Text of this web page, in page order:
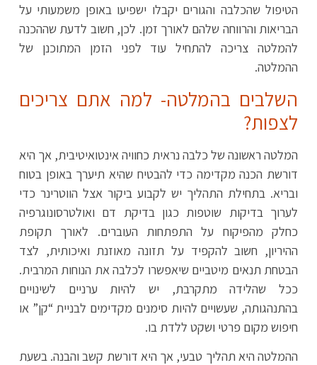
הטיפול שהכלבה והגורים יקבלו ישפיעו באופן משמעותי על
הבריאות והרווחה שלהם לאורך זמן. לכן, חשוב לדעת שההכנה
להמלטה צריכה להתחיל עוד לפני הזמן המתוכנן של
ההמלטה.
השלבים בהמלטה- למה אתם צריכים
לצפות?
המלטה ראשונה של כלבה נראית כחוויה אינטואיטיבית, אך היא
דורשת הכנה מקדימה כדי להבטיח שהיא תיערך באופן בטוח
ובריא. בתחילת התהליך יש לקבוע ביקור אצל הווטרינר כדי
לערוך בדיקות שוטפות כגון בדיקת דם ואולטרסונוגרפיה
כחלק מהפיקוח על התפתחות העוברים. לאורך תקופת
ההיריון, חשוב להקפיד על תזונה מאוזנת ואיכותית, לצד
הבטחת תנאים מיטביים שיאפשרו לכלבה את הנוחות המרבית.
ככל שהלידה מתקרבת, יש להיות ערניים לשינויים
בהתנהגותה, שעשויים להיות סימנים מקדימים לבניית “קן” או
חיפוש מקום פרטי ושקט ללדת בו.
ההמלטה היא תהליך טבעי, אך היא דורשת קשב והבנה. בשעת